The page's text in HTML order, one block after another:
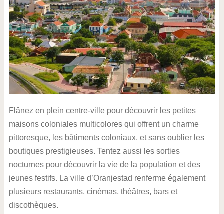
Flânez en plein centre-ville pour découvrir les petites
maisons coloniales multicolores qui offrent un charme
pittoresque, les bâtiments coloniaux, et sans oublier les
boutiques prestigieuses. Tentez aussi les sorties
nocturnes pour découvrir la vie de la population et des
jeunes festifs. La ville d’Oranjestad renferme également
plusieurs restaurants, cinémas, théâtres, bars et
discothèques.